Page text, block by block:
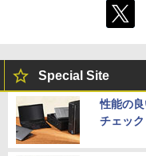
Special Site
性能の
チェック